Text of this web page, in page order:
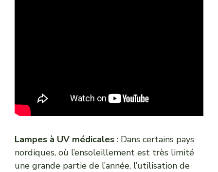
Lampes à UV médicales : Dans certains pays
nordiques, où l’ensoleillement est très limité
une grande partie de l’année, l’utilisation de